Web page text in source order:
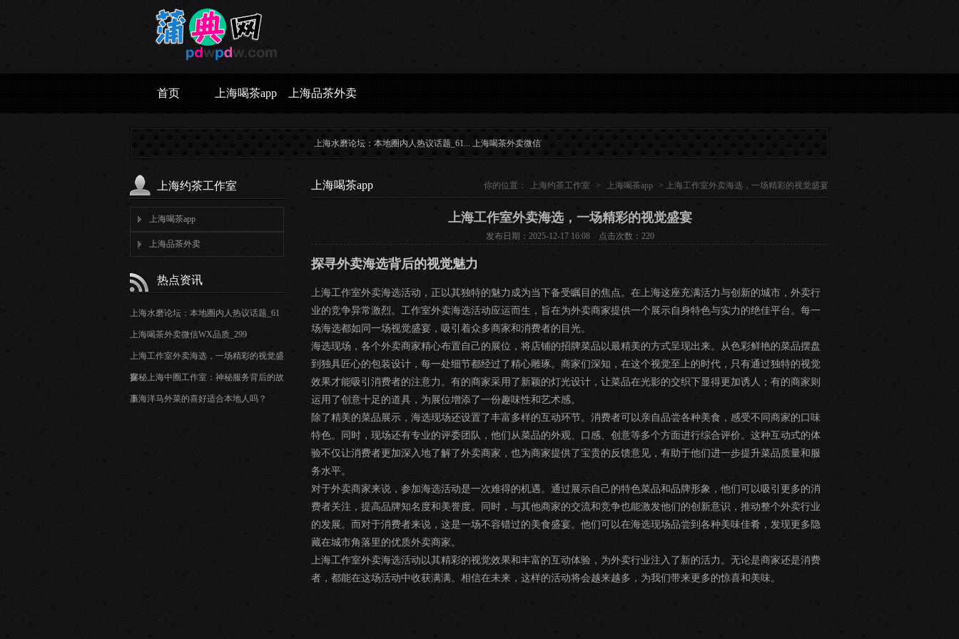
首页 上海喝茶app 上海品茶外卖
上海水磨论坛：本地圈内人热议话题_61... 上海喝茶外卖微信WX品质_299...
上海约茶工作室
上海喝茶app
上海品茶外卖
热点资讯
上海水磨论坛：本地圈内人热议话题_61
上海喝茶外卖微信WX品质_299
上海工作室外卖海选，一场精彩的视觉盛
宴
探秘上海中圈工作室：神秘服务背后的故
事
上海洋马外菜的喜好适合本地人吗？
上海喝茶app 你的位置： 上海约茶工作室 > 上海喝茶app > 上海工作室外卖海选，一场精彩的视觉盛宴
上海工作室外卖海选，一场精彩的视觉盛宴
发布日期：2025-12-17 16:08 点击次数：220
探寻外卖海选背后的视觉魅力
上海工作室外卖海选活动，正以其独特的魅力成为当下备受瞩目的焦点。在上海这座充满活力与创新的城市，外卖行
业的竞争异常激烈。工作室外卖海选活动应运而生，旨在为外卖商家提供一个展示自身特色与实力的绝佳平台。每一
场海选都如同一场视觉盛宴，吸引着众多商家和消费者的目光。
海选现场，各个外卖商家精心布置自己的展位，将店铺的招牌菜品以最精美的方式呈现出来。从色彩鲜艳的菜品摆盘
到独具匠心的包装设计，每一处细节都经过了精心雕琢。商家们深知，在这个视觉至上的时代，只有通过独特的视觉
效果才能吸引消费者的注意力。有的商家采用了新颖的灯光设计，让菜品在光影的交织下显得更加诱人；有的商家则
运用了创意十足的道具，为展位增添了一份趣味性和艺术感。
除了精美的菜品展示，海选现场还设置了丰富多样的互动环节。消费者可以亲自品尝各种美食，感受不同商家的口味
特色。同时，现场还有专业的评委团队，他们从菜品的外观、口感、创意等多个方面进行综合评价。这种互动式的体
验不仅让消费者更加深入地了解了外卖商家，也为商家提供了宝贵的反馈意见，有助于他们进一步提升菜品质量和服
务水平。
对于外卖商家来说，参加海选活动是一次难得的机遇。通过展示自己的特色菜品和品牌形象，他们可以吸引更多的消
费者关注，提高品牌知名度和美誉度。同时，与其他商家的交流和竞争也能激发他们的创新意识，推动整个外卖行业
的发展。而对于消费者来说，这是一场不容错过的美食盛宴。他们可以在海选现场品尝到各种美味佳肴，发现更多隐
藏在城市角落里的优质外卖商家。
上海工作室外卖海选活动以其精彩的视觉效果和丰富的互动体验，为外卖行业注入了新的活力。无论是商家还是消费
者，都能在这场活动中收获满满。相信在未来，这样的活动将会越来越多，为我们带来更多的惊喜和美味。